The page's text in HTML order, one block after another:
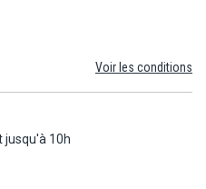
Voir les conditions
jusqu'à 10h